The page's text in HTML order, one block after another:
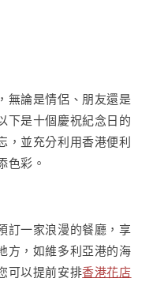
無論是情侶、朋友還是
下是十個慶祝紀念日的
，並充分利用香港便利
色彩。
訂一家浪漫的餐廳，享
方，如維多利亞港的海
可以提前安排香港花店